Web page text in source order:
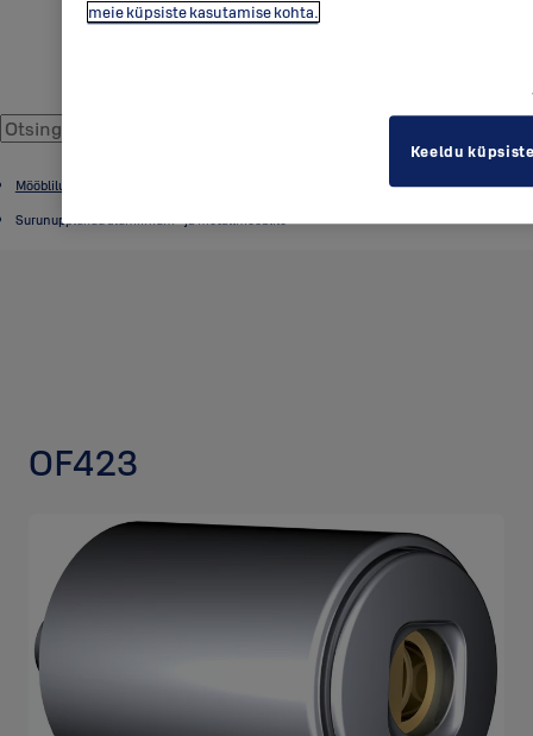
Mööblilukud ja surunupplukud
Surunupplukud alumiinium- ja metallmööblile
OF423
meie küpsiste kasutamise kohta.
Keeldu